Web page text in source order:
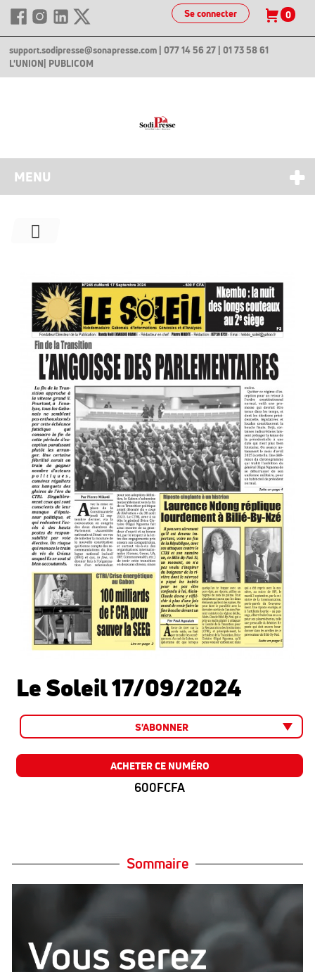
Se connecter 0
support.sodipresse@sonapresse.com | 077 14 56 27 | 01 73 58 61
L'UNION | PUBLICOM
MENU
Le Soleil 17/09/2024
S'ABONNER
ACHETER CE NUMÉRO
600FCFA
Sommaire